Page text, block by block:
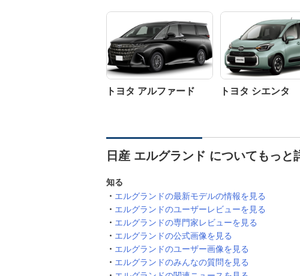
トヨタ アルファード トヨタ シエンタ
日産 エルグランド についてもっと
知る
エルグランドの最新モデルの情報を見る
エルグランドのユーザーレビューを見る
エルグランドの専門家レビューを見る
エルグランドの公式画像を見る
エルグランドのユーザー画像を見る
エルグランドのみんなの質問を見る